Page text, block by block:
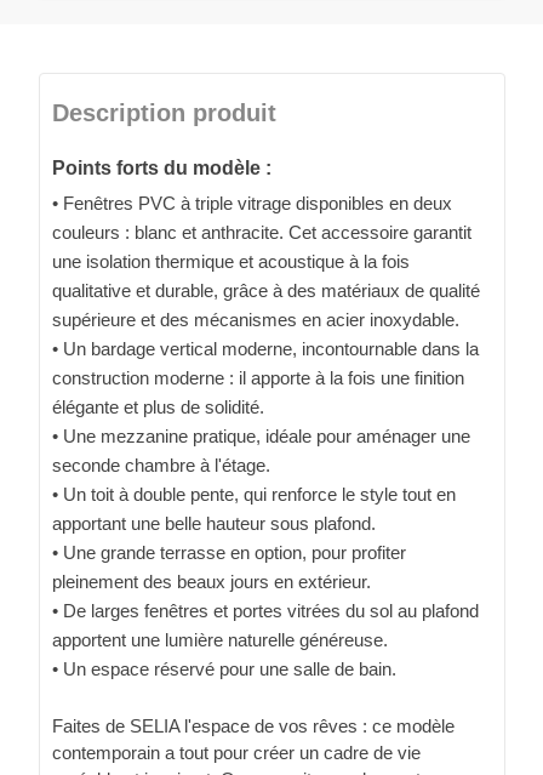
Description produit
Points forts du modèle :
• Fenêtres PVC à triple vitrage disponibles en deux
couleurs : blanc et anthracite. Cet accessoire garantit
une isolation thermique et acoustique à la fois
qualitative et durable, grâce à des matériaux de qualité
supérieure et des mécanismes en acier inoxydable.
• Un bardage vertical moderne, incontournable dans la
construction moderne : il apporte à la fois une finition
élégante et plus de solidité.
• Une mezzanine pratique, idéale pour aménager une
seconde chambre à l'étage.
• Un toit à double pente, qui renforce le style tout en
apportant une belle hauteur sous plafond.
• Une grande terrasse en option, pour profiter
pleinement des beaux jours en extérieur.
• De larges fenêtres et portes vitrées du sol au plafond
apportent une lumière naturelle généreuse.
• Un espace réservé pour une salle de bain.
Faites de SELIA l'espace de vos rêves : ce modèle
contemporain a tout pour créer un cadre de vie